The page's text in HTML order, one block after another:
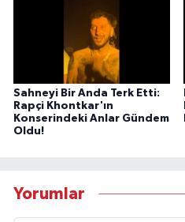
Sahneyi Bir Anda Terk Etti:
Rapçi Khontkar'ın
Konserindeki Anlar Gündem
Oldu!
Yorumlar